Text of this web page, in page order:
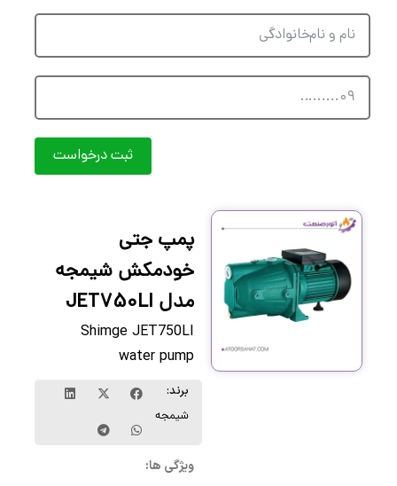
ثبت درخواست
پمپ جتی
خودمکش شیمجه
مدل JET750LI
Shimge JET750LI
water pump
شیمجه
ویژگی ها: